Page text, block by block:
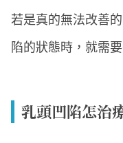
若是真的無法改善
陷的狀態時，就需
乳頭凹陷怎治